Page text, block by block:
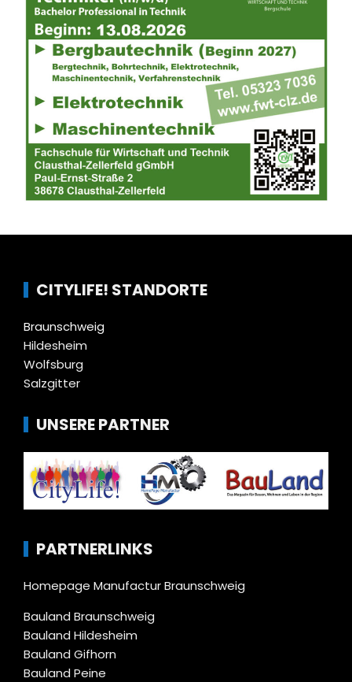
CITYLIFE! STANDORTE
Braunschweig
Hildesheim
Wolfsburg
Salzgitter
UNSERE PARTNER
PARTNERLINKS
Homepage Manufactur Braunschweig
Bauland Braunschweig
Bauland Hildesheim
Bauland Gifhorn
Bauland Peine